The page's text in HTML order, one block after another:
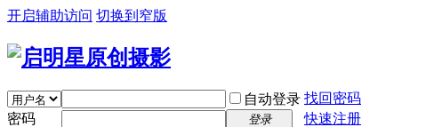
开启辅助访问 切换到窄版
自动登录 找回密码
密码
登录
快速注册